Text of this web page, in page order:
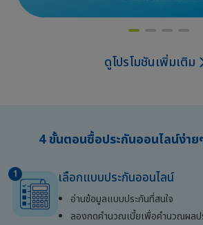
ดูโปรโมชันเพิ่มเติม
4 ขั้นตอนซื้อประกันออนไลน์ง่าย
เลือกแบบประกันออนไลน์
อ่านข้อมูลแบบประกันที่สนใจ
ลองกดคำนวณเบี้ยเพื่อคำนวณผลป